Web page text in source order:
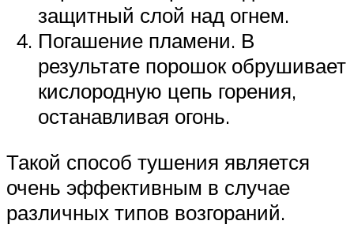
защитный слой над огнем.
Погашение пламени. В
результате порошок обрушивает
кислородную цепь горения,
останавливая огонь.
Такой способ тушения является
очень эффективным в случае
различных типов возгораний.